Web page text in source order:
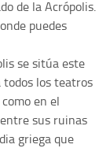
de la Acrópolis.
puedes
se sitúa este
los teatros
en el
sus ruinas
griega que